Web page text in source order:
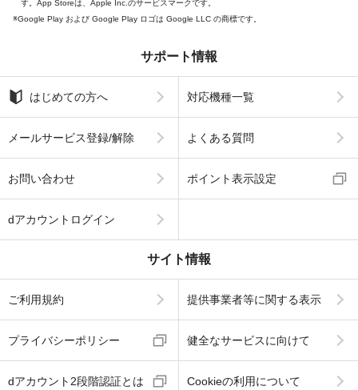
す。App Storeは、Apple Inc.のサービスマークです。
Google Play および Google Play ロゴは Google LLC の商標です。
サポート情報
はじめての方へ 対応機種一覧
メールサービス登録/解除 よくある質問
お問い合わせ ポイント表示設定
dアカウントログイン
サイト情報
ご利用規約 提供事業者等に関する表示
プライバシーポリシー 健全なサービスに向けて
dアカウント2段階認証とは Cookieの利用について